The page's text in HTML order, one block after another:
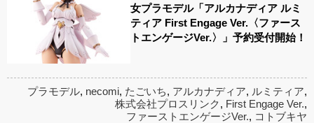
女プラモデル「アルカナディア ルミ
ティア First Engage Ver.〈ファース
トエンゲージVer.〉」予約受付開始！
プラモデル, necomi, たごいち, アルカナディア, ルミティア,
株式会社プロスリンク, First Engage Ver.,
ファーストエンゲージVer., コトブキヤ